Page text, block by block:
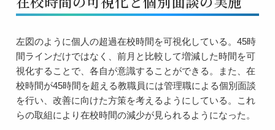
左図のように個人の超過在校時間を可視化している。45時
間ラインだけではなく、前月と比較して増減した時間を可
視化することで、各自が意識することができる。また、在
校時間が45時間を超える教職員には管理職による個別面談
を行い、改善に向けた方策を考えるようにしている。これ
らの取組により在校時間の減少が見られるようになった。